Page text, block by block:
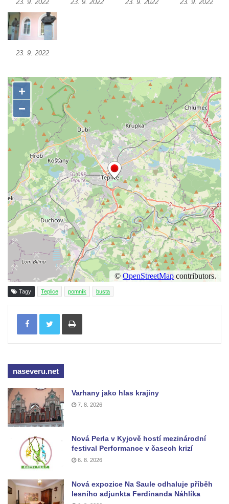
Socha Tornádo v parku na Senovážném
náměstí v Českých Budějovicích
Pomník Vojtěcha Adalberta Lanny v parku
Na Sadech v Českých Budějovicích
Pomník Přemysla Otakara II. v parku Na
Sadech v Českých Budějovicích
Socha Mateřství v parku Na Sadech v
Českých Budějovicích
Památník Otokara Mokrého v parku Na
Sadech v Českých Budějovicích
Poslední dochovaný tramvajový sloup na
Pražské třídě v Českých Budějovicích
Socha Civilizovaní na Husově třídě v
Českých Budějovicích
Socha svatého Jana Nepomuckého Na
Sadech u Mlýnské stoky v Českých
Budějovicích
Sochy brouků u Mlýnské stoky v Českých
Budějovicích
Socha svatého Vincence Ferrerského na
nádvoří kláštera dominikánů v Českých
Socha svatého Zachariáše na nádvoří
kláštera dominikánů v Českých
Budějovicích
Socha svatého Josefa na nádvoří kláštera
dominikánů v Českých Budějovicích
Socha svaté Anny na nádvoří kláštera
dominikánů v Českých Budějovicích
Socha svatého Dominika na nádvoří
kláštera dominikánů v Českých
Budějovicích
23. 9. 2022 23. 9. 2022 23. 9. 2022 23. 9. 2022
23. 9. 2022
Tagy Teplice pomník busta
Tisknout
naseveru.net
Varhany jako hlas krajiny
7. 8. 2026
Nová Perla v Kyjově hostí mezinárodní
festival Performance v časech krizí
6. 8. 2026
Nová expozice Na Saule odhaluje příběh
lesního adjunkta Ferdinanda Náhlíka